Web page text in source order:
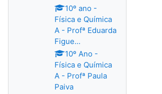
10º ano -
Física e Química
A - Profª Eduarda
Figue...
10º Ano -
Física e Química
A - Profª Paula
Paiva